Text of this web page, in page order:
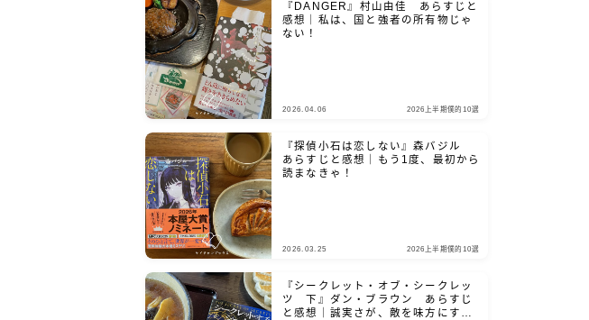
『DANGER』村山由佳 あらすじと
感想｜私は、国と強者の所有物じゃ
ない！
2026.04.06 2026上半期僕的10選
『探偵小石は恋しない』森バジル
あらすじと感想｜もう1度、最初から
読まなきゃ！
2026.03.25 2026上半期僕的10選
『シークレット・オブ・シークレッ
ツ 下』ダン・ブラウン あらすじ
と感想｜誠実さが、敵を味方にする